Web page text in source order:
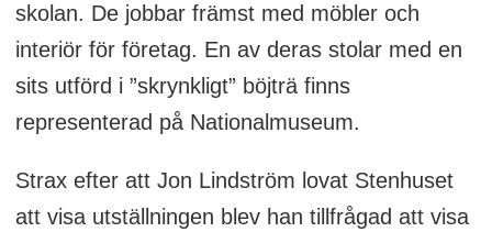
skolan. De jobbar främst med möbler och
interiör för företag. En av deras stolar med en
sits utförd i ”skrynkligt” böjträ finns
representerad på Nationalmuseum.
Strax efter att Jon Lindström lovat Stenhuset
att visa utställningen blev han tillfrågad att visa